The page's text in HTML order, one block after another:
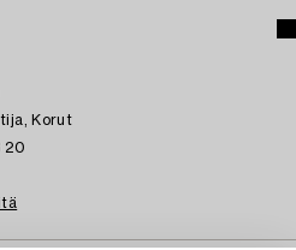
Korut
20